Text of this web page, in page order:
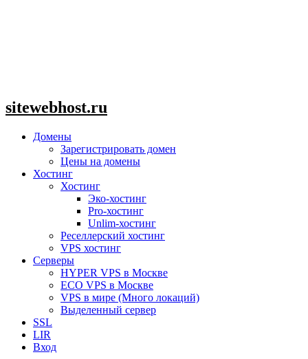
sitewebhost.ru
Домены
Зарегистрировать домен
Цены на домены
Хостинг
Хостинг
Эко-хостинг
Pro-хостинг
Unlim-хостинг
Реселлерский хостинг
VPS хостинг
Серверы
HYPER VPS в Москве
ECO VPS в Москве
VPS в мире (Много локаций)
Выделенный сервер
SSL
LIR
Вход